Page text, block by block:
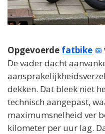
Opgevoerde fatbike
De vader dacht
dekken. Dat bleek niet
technisch aangepast,
maximumsnelheid ver
kilometer per uur lag.